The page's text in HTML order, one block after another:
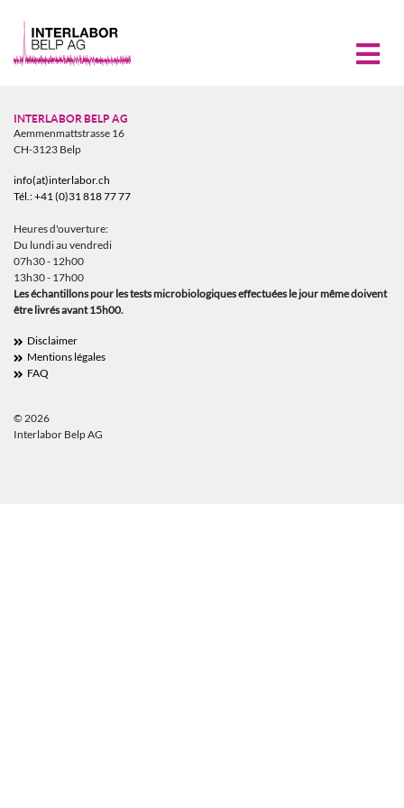
INTERLABOR BELP AG
Aemmenmattstrasse 16
CH-3123 Belp
info(at)interlabor.ch
Tél.: +41 (0)31 818 77 77
Heures d'ouverture:
Du lundi au vendredi
07h30 - 12h00
13h30 - 17h00
Les échantillons pour les tests microbiologiques effectuées le jour même doivent
être livrés avant 15h00.
Disclaimer
Mentions légales
FAQ
© 2026
Interlabor Belp AG